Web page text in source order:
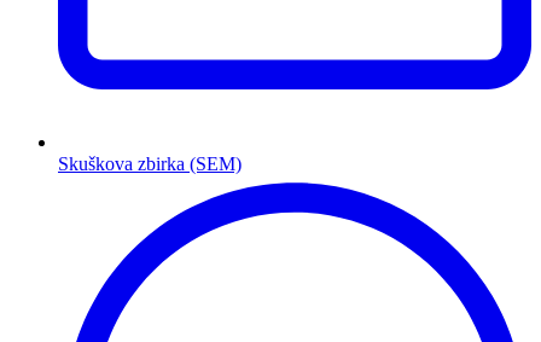
Skuškova zbirka (SEM)